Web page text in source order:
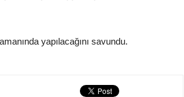
yapılacağını savundu.